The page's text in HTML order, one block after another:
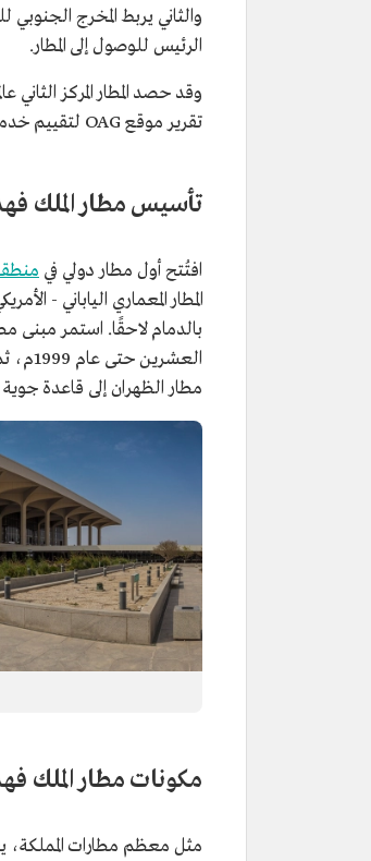
والثاني يربط المخرج
الرئيس للوصول إلى المطار.
تقرير موقع OAG لتقييم خدمات المطارات العالمية.
تأسيس مطار الملك
افتُتح أول مطار دولي في
المطار المعماري الياباني -
بالدمام لاحقًا. استمر مبنى
مطار الظهران إلى قاعدة
مكونات مطار الملك
مثل معظم مطارات المملكة،